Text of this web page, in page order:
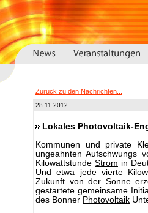
Zurück zu den Nachrichten...
28.11.2012
Lokales Photovoltaik-
Kommunen und private
ungeahnten Aufschwungs
Kilowattstunde Strom in
Und etwa jede vierte
Zukunft von der Sonne
gestartete gemeinsame
des Bonner Photovoltaik